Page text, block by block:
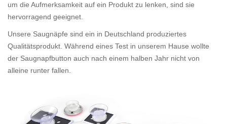
um die Aufmerksamkeit auf ein Produkt zu lenken, sind sie
hervorragend geeignet.
Unsere Saugnäpfe sind ein in Deutschland produziertes
Qualitätsprodukt. Während eines Test in unserem Hause wollte
der Saugnapfbutton auch nach einem halben Jahr nicht von
alleine runter fallen.